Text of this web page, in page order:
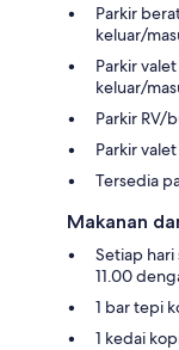
Parkir
keluar/
Parkir
keluar/
Parkir RV/
Parkir
Tersedia
Makanan
Setiap
11.00
1 bar tepi
1 kedai